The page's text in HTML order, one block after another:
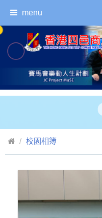
menu
校園相簿